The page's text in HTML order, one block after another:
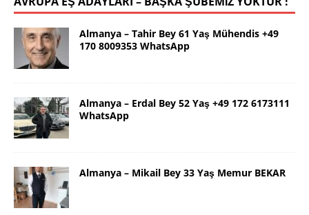
Almanya – Tahir Bey 61 Yaş Mühendis +49
170 8009353 WhatsApp
Almanya – Erdal Bey 52 Yaş +49 172 6173111
WhatsApp
Almanya – Mikail Bey 33 Yaş Memur BEKAR